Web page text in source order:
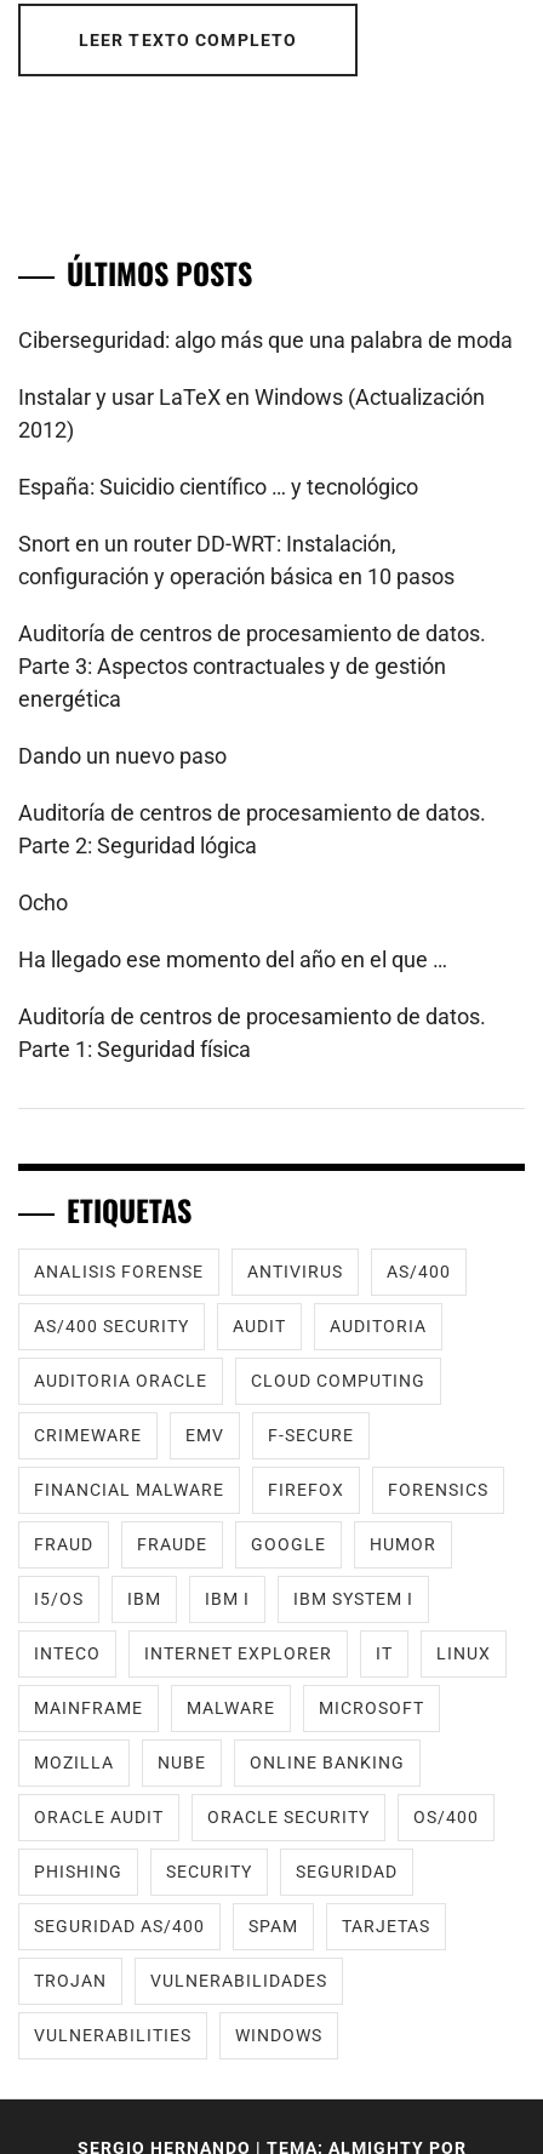
LEER TEXTO COMPLETO
ÚLTIMOS POSTS
Ciberseguridad: algo más que una palabra de moda
Instalar y usar LaTeX en Windows (Actualización
2012)
España: Suicidio científico … y tecnológico
Snort en un router DD-WRT: Instalación,
configuración y operación básica en 10 pasos
Auditoría de centros de procesamiento de datos.
Parte 3: Aspectos contractuales y de gestión
energética
Dando un nuevo paso
Auditoría de centros de procesamiento de datos.
Parte 2: Seguridad lógica
Ocho
Ha llegado ese momento del año en el que …
Auditoría de centros de procesamiento de datos.
Parte 1: Seguridad física
ETIQUETAS
ANALISIS FORENSE ANTIVIRUS AS/400
AS/400 SECURITY AUDIT AUDITORIA
AUDITORIA ORACLE CLOUD COMPUTING
CRIMEWARE EMV F-SECURE
FINANCIAL MALWARE FIREFOX FORENSICS
FRAUD FRAUDE GOOGLE HUMOR
I5/OS IBM IBM I IBM SYSTEM I
INTECO INTERNET EXPLORER IT LINUX
MAINFRAME MALWARE MICROSOFT
MOZILLA NUBE ONLINE BANKING
ORACLE AUDIT ORACLE SECURITY OS/400
PHISHING SECURITY SEGURIDAD
SEGURIDAD AS/400 SPAM TARJETAS
TROJAN VULNERABILIDADES
VULNERABILITIES WINDOWS
SERGIO HERNANDO | TEMA: ALMIGHTY POR